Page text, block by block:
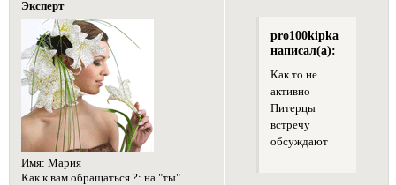
Эксперт
Имя: Мария
Как к вам обращаться ?: на "ты"
pro100kipka
написал(а):
Как то не
активно
Питерцы
встречу
обсуждают